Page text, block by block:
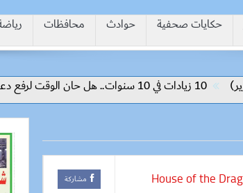
حكايات صحفية حوادث محافظات
10 زيادات في 10 سنوات.. هل حان الوقت لرفع دعم البنزين نهائيا؟
مشاركة